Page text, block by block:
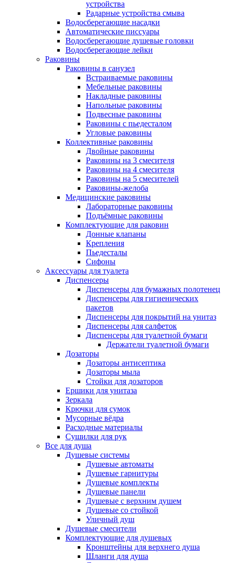
устройства
Радарные устройства смыва
Водосберегающие насадки
Автоматические писсуары
Водосберегающие душевые головки
Водосберегающие лейки
Раковины
Раковины в санузел
Встраиваемые раковины
Мебельные раковины
Накладные раковины
Напольные раковины
Подвесные раковины
Раковины с пьедесталом
Угловые раковины
Коллективные раковины
Двойные раковины
Раковины на 3 смесителя
Раковины на 4 смесителя
Раковины на 5 смесителей
Раковины-желоба
Медицинские раковины
Лабораторные раковины
Подъёмные раковины
Комплектующие для раковин
Донные клапаны
Крепления
Пьедесталы
Сифоны
Аксессуары для туалета
Диспенсеры
Диспенсеры для бумажных полотенец
Диспенсеры для гигиенических
пакетов
Диспенсеры для покрытий на унитаз
Диспенсеры для салфеток
Диспенсеры для туалетной бумаги
Держатели туалетной бумаги
Дозаторы
Дозаторы антисептика
Дозаторы мыла
Стойки для дозаторов
Ершики для унитаза
Зеркала
Крючки для сумок
Мусорные вёдра
Расходные материалы
Сушилки для рук
Все для душа
Душевые системы
Душевые автоматы
Душевые гарнитуры
Душевые комплекты
Душевые панели
Душевые с верхним душем
Душевые со стойкой
Уличный душ
Душевые смесители
Комплектующие для душевых
Кронштейны для верхнего душа
Шланги для душа